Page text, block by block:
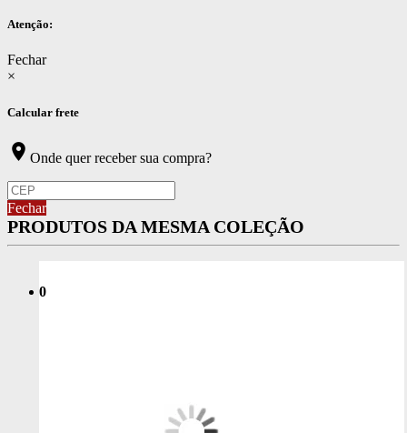
Atenção:
Fechar
×
Calcular frete
location_on Onde quer receber sua compra?
Fechar
PRODUTOS DA MESMA COLEÇÃO
0